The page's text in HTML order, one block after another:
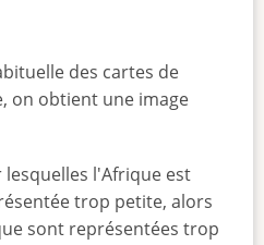
des cartes de
on obtient une image
lesquelles l'Afrique est
trop petite, alors
sont représentées trop